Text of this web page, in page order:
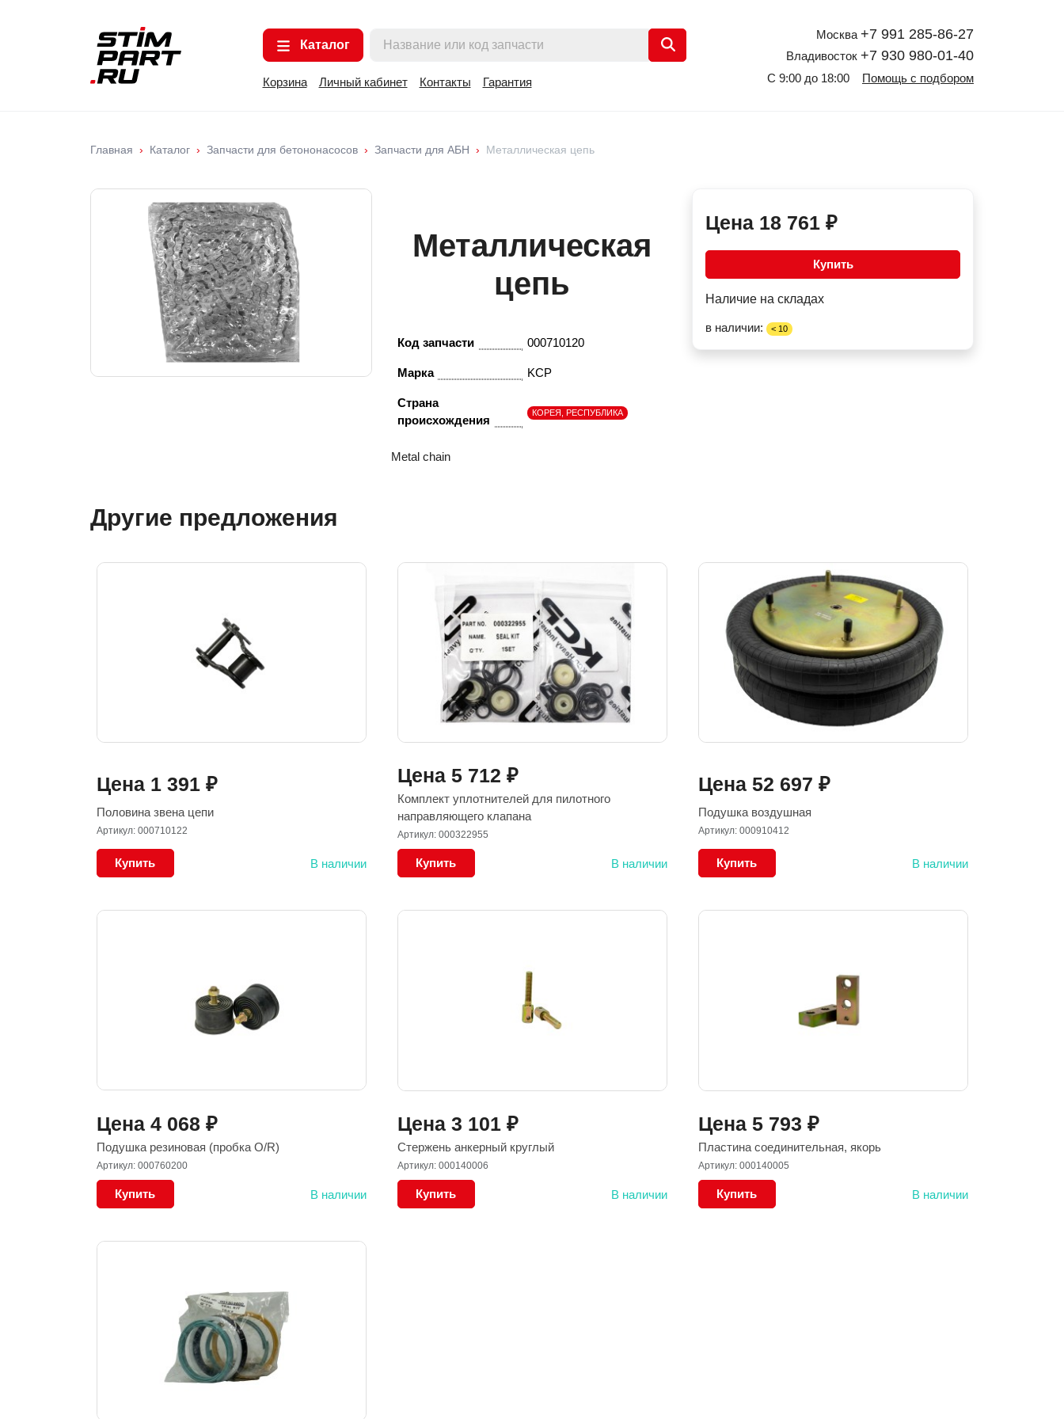
Каталог
Корзина Личный кабинет Контакты Гарантия
Москва +7 991 285-86-27
Владивосток +7 930 980-01-40
С 9:00 до 18:00 Помощь с подбором
Главная Каталог Запчасти для бетононасосов Запчасти для АБН Металлическая цепь
Металлическая
цепь
Код запчасти 000710120
Марка KCP
Страна
происхождения
КОРЕЯ, РЕСПУБЛИКА
Metal chain
Цена 18 761 ₽
Купить
Наличие на складах
в наличии: < 10
Другие предложения
Цена 1 391 ₽
Половина звена цепи
Артикул: 000710122
Купить В наличии
Цена 5 712 ₽
Комплект уплотнителей для пилотного
направляющего клапана
Артикул: 000322955
Купить В наличии
Цена 52 697 ₽
Подушка воздушная
Артикул: 000910412
Купить В наличии
Цена 4 068 ₽
Подушка резиновая (пробка O/R)
Артикул: 000760200
Купить В наличии
Цена 3 101 ₽
Стержень анкерный круглый
Артикул: 000140006
Купить В наличии
Цена 5 793 ₽
Пластина соединительная, якорь
Артикул: 000140005
Купить В наличии